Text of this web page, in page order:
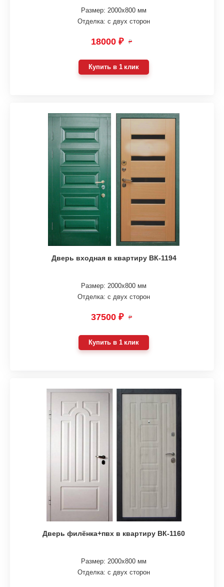
Размер: 2000х800 мм
Отделка: с двух сторон
18000 ₽ ₽
Купить в 1 клик
Дверь входная в квартиру ВК-1194
Размер: 2000х800 мм
Отделка: с двух сторон
37500 ₽ ₽
Купить в 1 клик
Дверь филёнка+пвх в квартиру ВК-1160
Размер: 2000х800 мм
Отделка: с двух сторон